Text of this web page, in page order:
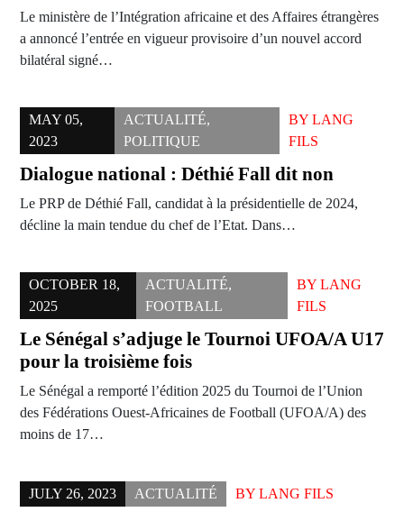
Le ministère de l’Intégration africaine et des Affaires étrangères
a annoncé l’entrée en vigueur provisoire d’un nouvel accord
bilatéral signé…
MAY 05,
2023
ACTUALITÉ,
POLITIQUE
BY LANG
FILS
Dialogue national : Déthié Fall dit non
Le PRP de Déthié Fall, candidat à la présidentielle de 2024,
décline la main tendue du chef de l’Etat. Dans…
OCTOBER 18,
2025
ACTUALITÉ,
FOOTBALL
BYLANG
FILS
Le Sénégal s’adjuge le Tournoi UFOA/A U17
pour la troisième fois
Le Sénégal a remporté l’édition 2025 du Tournoi de l’Union
des Fédérations Ouest-Africaines de Football (UFOA/A) des
moins de 17…
JULY 26, 2023 ACTUALITÉ BY LANG FILS